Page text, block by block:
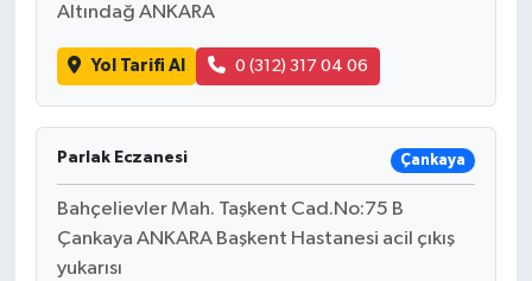
Altındağ ANKARA
Yol Tarifi Al 0 (312) 317 04 06
Parlak Eczanesi Çankaya
Bahçelievler Mah. Taşkent Cad.No:75 B
Çankaya ANKARA Başkent Hastanesi acil çıkış
yukarısı